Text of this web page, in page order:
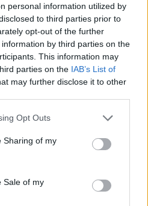
personal information utilized by
to third parties prior to
opt-out of the further
by third parties on the
This information may
parties on the IAB’s List of
may further disclose it to other
Opt Outs
Sharing of my
Sale of my
(foto: ČTÚ)
185